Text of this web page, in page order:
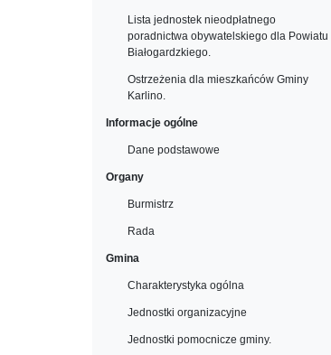
Lista jednostek nieodpłatnego
poradnictwa obywatelskiego dla Powiatu
Białogardzkiego.
Ostrzeżenia dla mieszkańców Gminy
Karlino.
Informacje ogólne
Dane podstawowe
Organy
Burmistrz
Rada
Gmina
Charakterystyka ogólna
Jednostki organizacyjne
Jednostki pomocnicze gminy.